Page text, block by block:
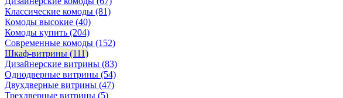
Классические комоды (81)
Комоды высокие (40)
Комоды купить (204)
Современные комоды (152)
Шкаф-витрины (111)
Дизайнерские витрины (83)
Однодверные витрины (54)
Двухдверные витрины (47)
Трехдверные витрины (5)